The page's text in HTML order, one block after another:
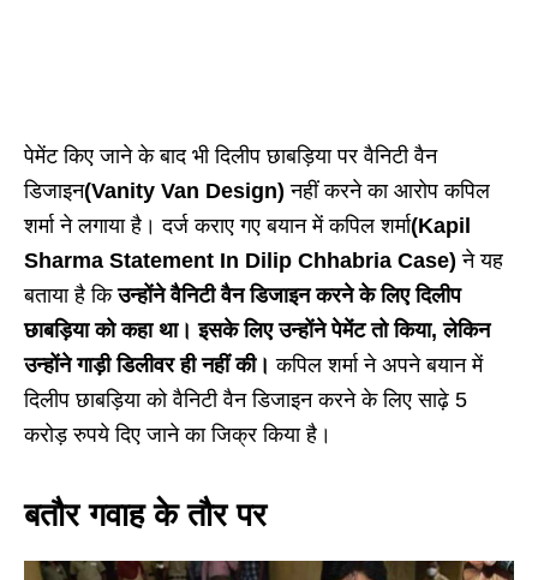
पेमेंट किए जाने के बाद भी दिलीप छाबड़िया पर वैनिटी वैन
डिजाइन(Vanity Van Design) नहीं करने का आरोप कपिल
शर्मा ने लगाया है। दर्ज कराए गए बयान में कपिल शर्मा(Kapil
Sharma Statement In Dilip Chhabria Case) ने यह
बताया है किउन्होंने वैनिटी वैन डिजाइन करने के लिए दिलीप
छाबड़िया को कहा था। इसके लिए उन्होंने पेमेंट तो किया, लेकिन
उन्होंने गाड़ी डिलीवर ही नहीं की।कपिल शर्मा ने अपने बयान में
दिलीप छाबड़िया को वैनिटी वैन डिजाइन करने के लिए साढ़े 5
करोड़ रुपये दिए जाने का जिक्र किया है।
बतौर गवाह के तौर पर